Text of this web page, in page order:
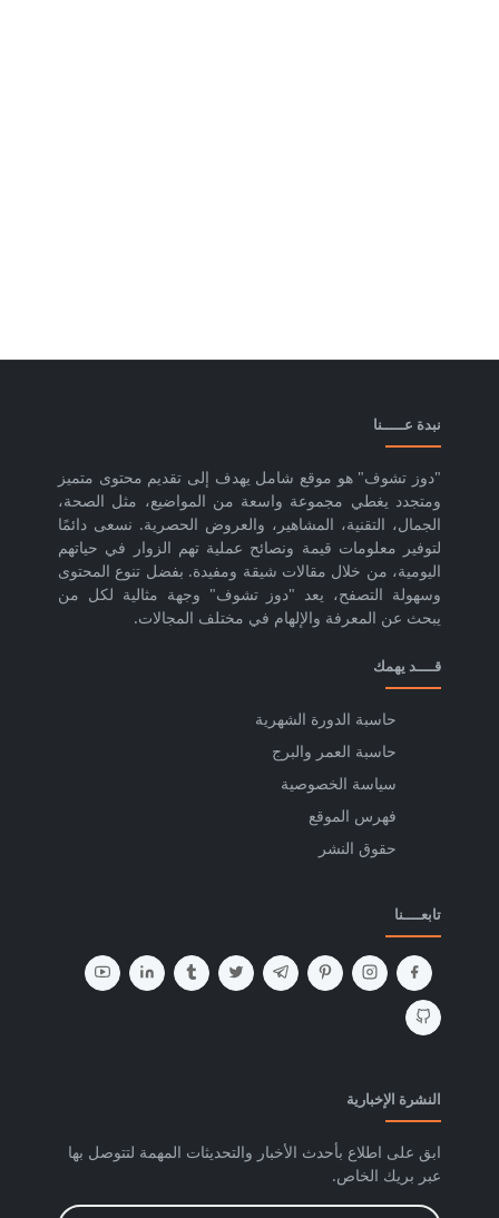
نبدة عـــــنا
"دوز تشوف" هو موقع شامل يهدف إلى تقديم محتوى متميز
ومتجدد يغطي مجموعة واسعة من المواضيع، مثل الصحة،
الجمال، التقنية، المشاهير، والعروض الحصرية. نسعى دائمًا
لتوفير معلومات قيمة ونصائح عملية تهم الزوار في حياتهم
اليومية، من خلال مقالات شيقة ومفيدة. بفضل تنوع المحتوى
وسهولة التصفح، يعد "دوز تشوف" وجهة مثالية لكل من
يبحث عن المعرفة والإلهام في مختلف المجالات.
قــــد يهمك
حاسبة الدورة الشهرية
حاسبة العمر والبرج
سياسة الخصوصية
فهرس الموقع
حقوق النشر
تابعــــنا
النشرة الإخبارية
ابق على اطلاع بأحدث الأخبار والتحديثات المهمة لتتوصل بها
عبر بريك الخاص.